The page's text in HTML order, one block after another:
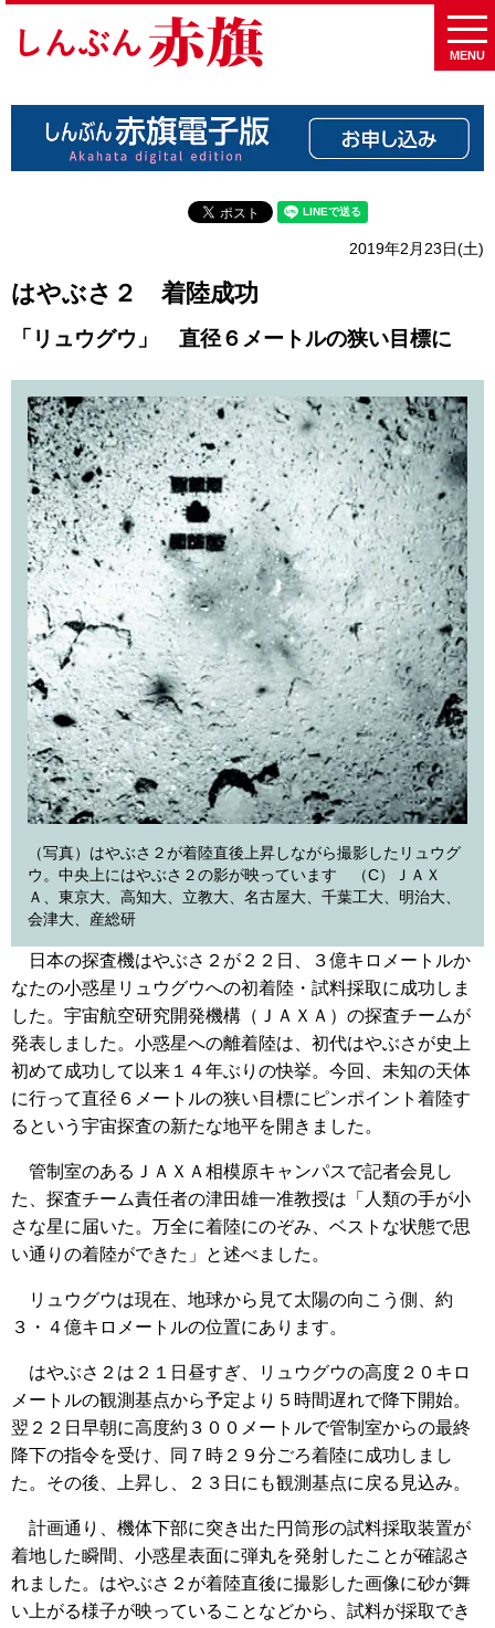
MENU
2019年2月23日(土)
はやぶさ２ 着陸成功
「リュウグウ」 直径６メートルの狭い目標に
（写真）はやぶさ２が着陸直後上昇しながら撮影したリュウグ
ウ。中央上にはやぶさ２の影が映っています （C）ＪＡＸ
Ａ、東京大、高知大、立教大、名古屋大、千葉工大、明治大、
会津大、産総研
日本の探査機はやぶさ２が２２日、３億キロメートルか
なたの小惑星リュウグウへの初着陸・試料採取に成功しま
した。宇宙航空研究開発機構（ＪＡＸＡ）の探査チームが
発表しました。小惑星への離着陸は、初代はやぶさが史上
初めて成功して以来１４年ぶりの快挙。今回、未知の天体
に行って直径６メートルの狭い目標にピンポイント着陸す
るという宇宙探査の新たな地平を開きました。
管制室のあるＪＡＸＡ相模原キャンパスで記者会見し
た、探査チーム責任者の津田雄一准教授は「人類の手が小
さな星に届いた。万全に着陸にのぞみ、ベストな状態で思
い通りの着陸ができた」と述べました。
リュウグウは現在、地球から見て太陽の向こう側、約
３・４億キロメートルの位置にあります。
はやぶさ２は２１日昼すぎ、リュウグウの高度２０キロ
メートルの観測基点から予定より５時間遅れで降下開始。
翌２２日早朝に高度約３００メートルで管制室からの最終
降下の指令を受け、同７時２９分ごろ着陸に成功しまし
た。その後、上昇し、２３日にも観測基点に戻る見込み。
計画通り、機体下部に突き出た円筒形の試料採取装置が
着地した瞬間、小惑星表面に弾丸を発射したことが確認さ
れました。はやぶさ２が着陸直後に撮影した画像に砂が舞
い上がる様子が映っていることなどから、試料が採取でき